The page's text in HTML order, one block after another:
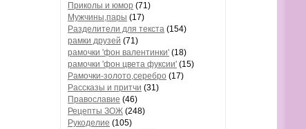
Приколы и юмор (71)
Мужчины,пары (17)
Разделители для текста (154)
рамки друзей (71)
рамочки 'фон валентинки' (18)
рамочки 'фон цвета фуксии' (15)
Рамочки-золото,серебро (17)
Рассказы и притчи (31)
Православие (46)
Рецепты ЗОЖ (248)
Рукоделие (105)